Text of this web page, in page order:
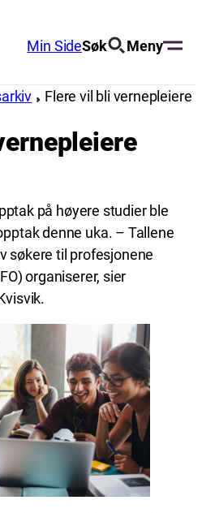
Min SideSøk Meny
Flere vil bli vernepleiere
på høyere studier ble
denne uka. – Tallene
søkere til profesjonene
organiserer, sier